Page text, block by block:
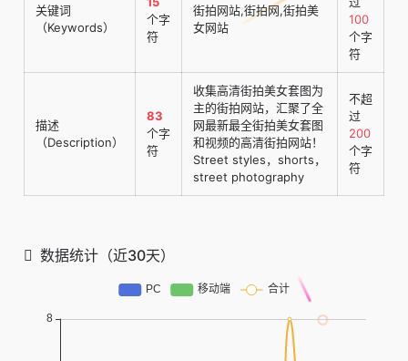
关键词
（Keywords）
个字
符
街拍网站,街拍网,街拍美
女网站
100
个字
符
描述
（Description）
83
个字
符
收集高清街拍美女套图为
主的街拍网站，汇聚了全
网最新最全街拍美女套图
和视频的高清街拍网站！
Street styles，shorts，
street photography
不超
过
200
个字
符
数据统计（近30天）